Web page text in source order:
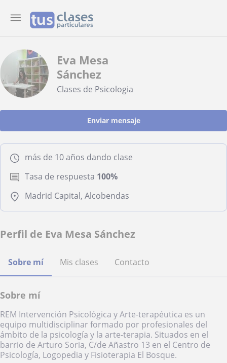
Eva Mesa
Sánchez
Clases de Psicologia
Enviar mensaje
más de 10 años dando clase
Tasa de respuesta 100%
Madrid Capital, Alcobendas
Perfil de Eva Mesa Sánchez
Sobre mí Mis clases Contacto
Sobre mí
REM Intervención Psicológica y Arte-terapéutica es un
equipo multidisciplinar formado por profesionales del
ámbito de la psicología y la arte-terapia. Situados en el
barrio de Arturo Soria, C/de Añastro 13 en el Centro de
Psicología, Logopedia y Fisioterapia El Bosque.